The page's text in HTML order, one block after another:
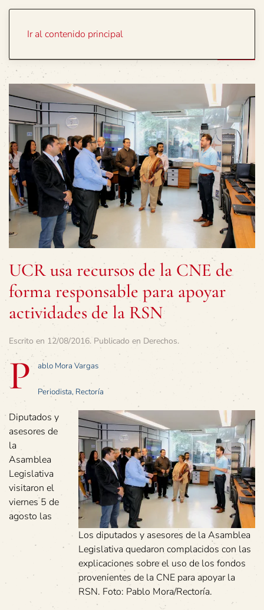
Ir al contenido principal
UCR usa recursos de la CNE de
forma responsable para apoyar
actividades de la RSN
Escrito en 12/08/2016. Publicado en Derechos.
P ablo Mora Vargas
Periodista, Rectoría
Los diputados y asesores de la Asamblea
Legislativa quedaron complacidos con las
explicaciones sobre el uso de los fondos
provenientes de la CNE para apoyar la
RSN. Foto: Pablo Mora/Rectoría.
Diputados y
asesores de
la
Asamblea
Legislativa
visitaron el
viernes 5 de
agosto las